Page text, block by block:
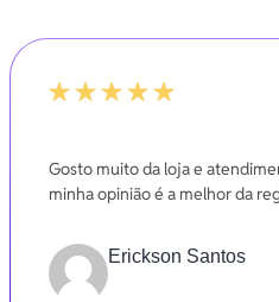
Gosto muito da loja e
minha opinião é a melhor da
Erickson Santos